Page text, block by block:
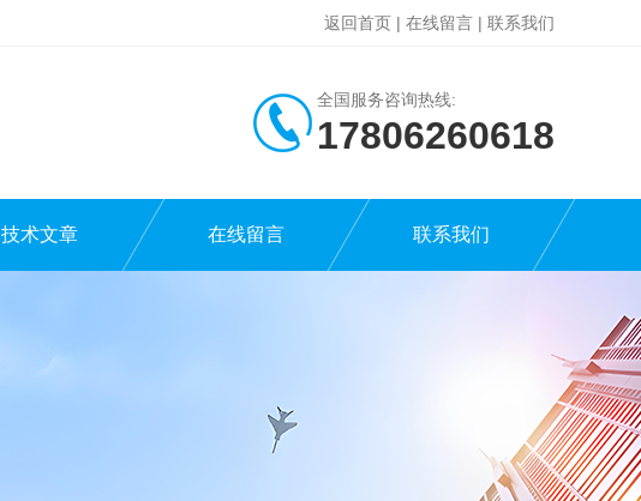
返回首页 | 在线留言 | 联系我们
全国服务咨询热线:
17806260618
技术文章 在线留言 联系我们